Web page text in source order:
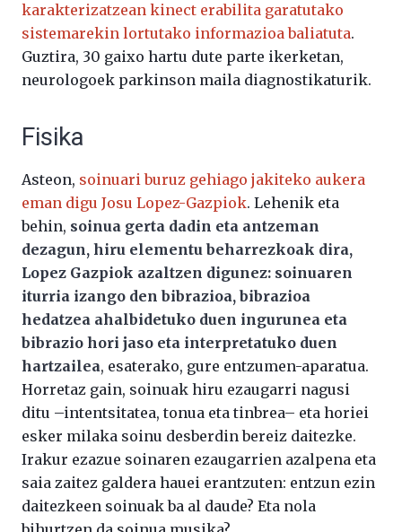
karakterizatzean kinect erabilita garatutako
sistemarekin lortutako informazioa baliatuta.
Guztira, 30 gaixo hartu dute parte ikerketan,
neurologoek parkinson maila diagnostikaturik.
Fisika
Asteon, soinuari buruz gehiago jakiteko aukera
eman digu Josu Lopez-Gazpiok. Lehenik eta
behin, soinua gerta dadin eta antzeman
dezagun, hiru elementu beharrezkoak dira,
Lopez Gazpiok azaltzen digunez: soinuaren
iturria izango den bibrazioa, bibrazioa
hedatzea ahalbidetuko duen ingurunea eta
bibrazio hori jaso eta interpretatuko duen
hartzailea, esaterako, gure entzumen-aparatua.
Horretaz gain, soinuak hiru ezaugarri nagusi
ditu –intentsitatea, tonua eta tinbrea– eta horiei
esker milaka soinu desberdin bereiz daitezke.
Irakur ezazue soinaren ezaugarrien azalpena eta
saia zaitez galdera hauei erantzuten: entzun ezin
daitezkeen soinuak ba al daude? Eta nola